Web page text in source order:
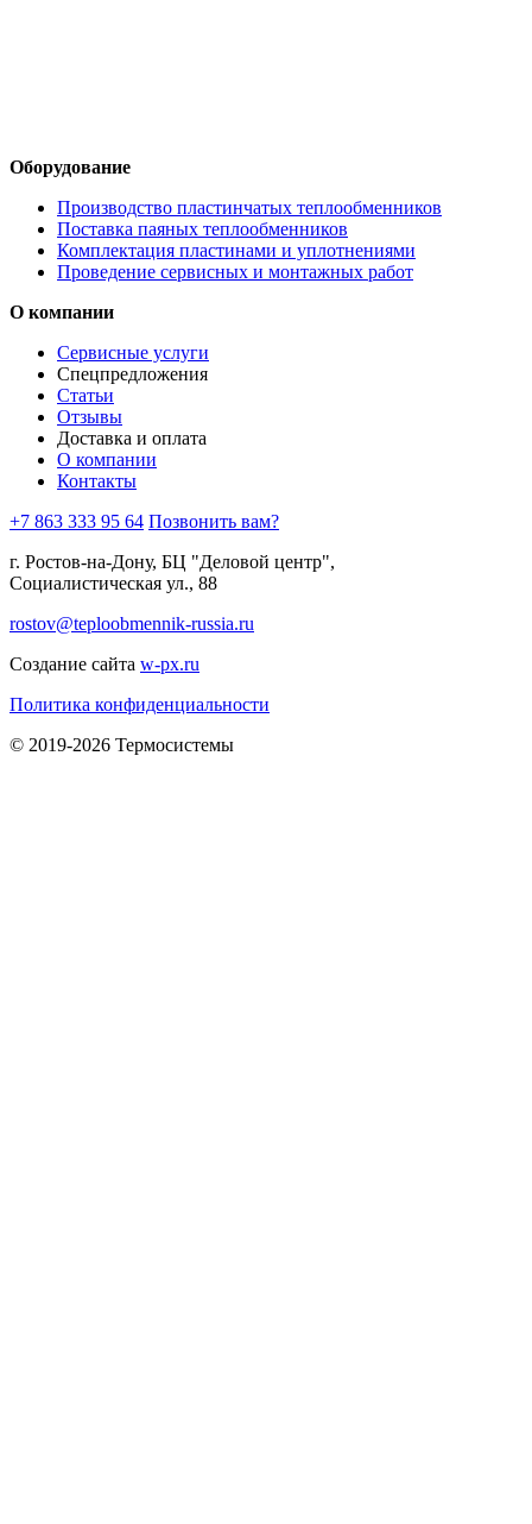
Оборудование
Производство пластинчатых теплообменников
Поставка паяных теплообменников
Комплектация пластинами и уплотнениями
Проведение сервисных и монтажных работ
О компании
Сервисные услуги
Спецпредложения
Статьи
Отзывы
Доставка и оплата
О компании
Контакты
+7 863 333 95 64 Позвонить вам?
г. Ростов-на-Дону, БЦ "Деловой центр",
Социалистическая ул., 88
rostov@teploobmennik-russia.ru
Создание сайта w-px.ru
Политика конфиденциальности
© 2019-2026 Термосистемы